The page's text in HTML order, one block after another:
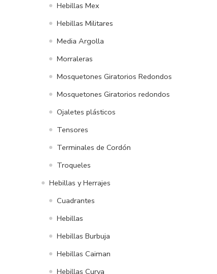
Hebillas Mex
Hebillas Militares
Media Argolla
Morraleras
Mosquetones Giratorios Redondos
Mosquetones Giratorios redondos
Ojaletes plásticos
Tensores
Terminales de Cordón
Troqueles
Hebillas y Herrajes
Cuadrantes
Hebillas
Hebillas Burbuja
Hebillas Caiman
Hebillas Curva